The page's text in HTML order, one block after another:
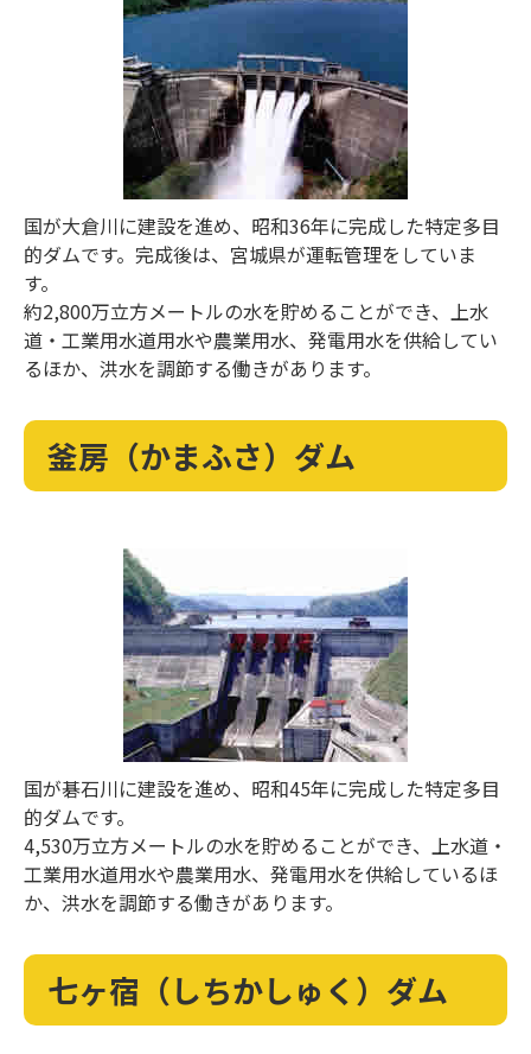
国が大倉川に建設を進め、昭和36年に完成した特定多目
的ダムです。完成後は、宮城県が運転管理をしていま
す。
約2,800万立方メートルの水を貯めることができ、上水
道・工業用水道用水や農業用水、発電用水を供給してい
るほか、洪水を調節する働きがあります。
釜房（かまふさ）ダム
国が碁石川に建設を進め、昭和45年に完成した特定多目
的ダムです。
4,530万立方メートルの水を貯めることができ、上水道・
工業用水道用水や農業用水、発電用水を供給しているほ
か、洪水を調節する働きがあります。
七ヶ宿（しちかしゅく）ダム